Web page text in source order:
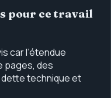
pour ce travail
car l’étendue
pages, des
technique et